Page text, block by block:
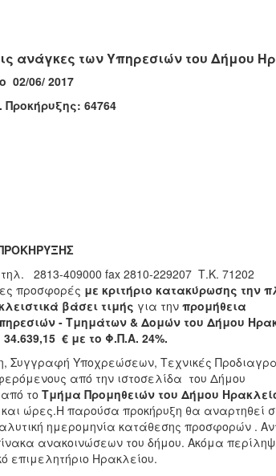
ανάγκες των Υπηρεσιών του Δήμου
02/06/ 2017
Προκήρυξης: 64764
2813-409000 fax 2810-229207 Τ.Κ. 71202
προσφορές με κριτήριο κατακύρωσης την
βάσει τιμής για την προμήθεια
- Τμημάτων & Δομών του Δήμου
34.639,15€ με το Φ.Π.Α. 24%.
Συγγραφή Υποχρεώσεων, Τεχνικές
από την ιστοσελίδα του Δήμου
το Τμήμα Προμηθειών του Δήμου
ώρες.Η παρούσα προκήρυξη θα αναρτηθεί
ημερομηνία κατάθεσης προσφορών .
ανακοινώσεων του δήμου. Ακόμα
επιμελητήριο Ηρακλείου.